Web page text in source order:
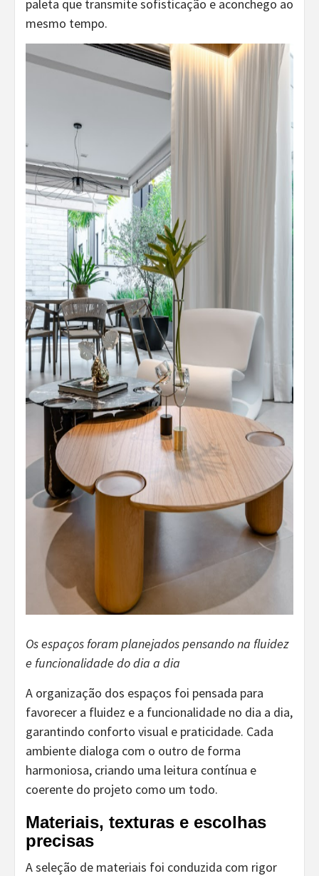
paleta que transmite sofisticação e aconchego ao
mesmo tempo.
Os espaços foram planejados pensando na fluidez
e funcionalidade do dia a dia
A organização dos espaços foi pensada para
favorecer a fluidez e a funcionalidade no dia a dia,
garantindo conforto visual e praticidade. Cada
ambiente dialoga com o outro de forma
harmoniosa, criando uma leitura contínua e
coerente do projeto como um todo.
Materiais, texturas e escolhas
precisas
A seleção de materiais foi conduzida com rigor